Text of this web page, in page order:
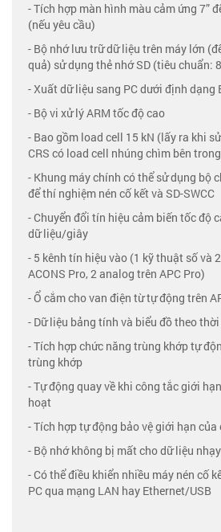
- Tích hợp màn hình màu cảm ứng 7”
(nếu yêu cầu)
- Bộ nhớ lưu trữ dữ liệu trên máy lớn
quả) sử dụng thẻ nhớ SD (tiêu chuẩn:
- Xuất dữ liệu sang PC dưới định dạng
- Bộ vi xử lý ARM tốc độ cao
- Bao gồm load cell 15 kN (lấy ra khi
CRS có load cell nhúng chìm bên
- Khung máy chính có thể sử dụng bộ
để thí nghiệm nén cố kết và SD-SWCC
- Chuyển đổi tín hiệu cảm biến tốc độ
dữ liệu/giây
- 5 kênh tín hiệu vào (1 kỹ thuật số và
ACONS Pro, 2 analog trên APC Pro)
- Ổ cắm cho van điện từ tự động trên
- Dữ liệu bảng tính và biểu đồ theo
- Tích hợp chức năng trùng khớp tự
trùng khớp
- Tự động quay về khi công tắc giới
hoạt
- Tích hợp tự động bảo vệ giới hạn của
- Bộ nhớ không bị mất cho dữ liệu
- Có thể điều khiển nhiều máy nén cố
PC qua mạng LAN hay Ethernet/USB